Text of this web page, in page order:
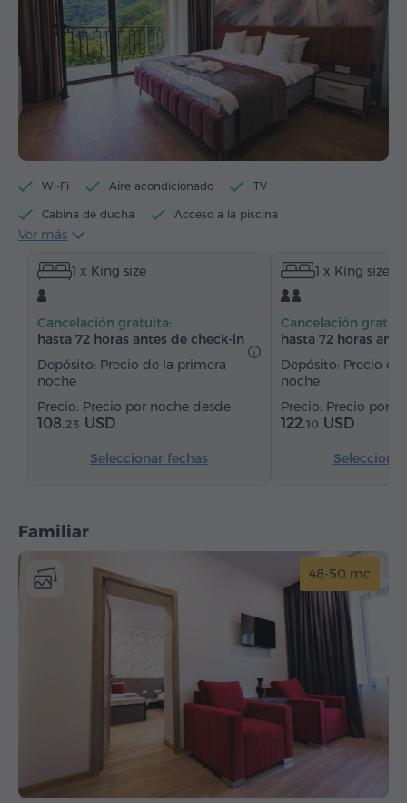
Wi-Fi Aire acondicionado TV
Cabina de ducha Acceso a la piscina
Hervidor eléctrico
Pantuflas Secador de pelo Calefacción
Armario/Guardarropa Silla
Suelos de parquet
Ver más
1 x King size
Cancelación gratuita:
hasta 72 horas antes de check-in
Depósito: Precio de la primera
noche
Precio por noche desde
108.23 USD
Seleccionar fechas
1 x King size
Cancelación
hasta 72 horas
Depósito: Precio
noche
Precio por
122.10 USD
Familiar
48-50 mc